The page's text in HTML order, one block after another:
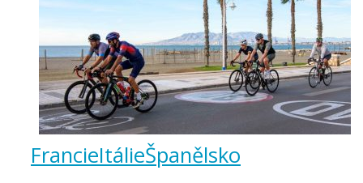
FrancieItálieŠpanělsko